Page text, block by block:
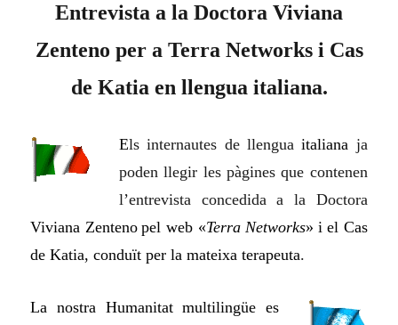
Entrevista a la Doctora Viviana
Zenteno per a Terra Networks i Cas
de Katia en llengua italiana.
Els internautes de llenguaitaliana ja
poden llegir les pàgines que contenen
l’entrevista concedida a la Doctora
Viviana Zenteno pel web «Terra Networks» i el Cas
de Katia, conduït per la mateixa terapeuta.
La nostra Humanitat multilingüe es